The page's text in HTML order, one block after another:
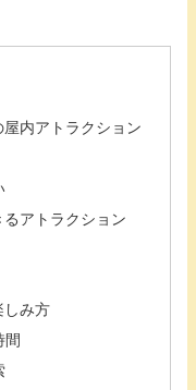
内アトラクション
アトラクション
しみ方
間